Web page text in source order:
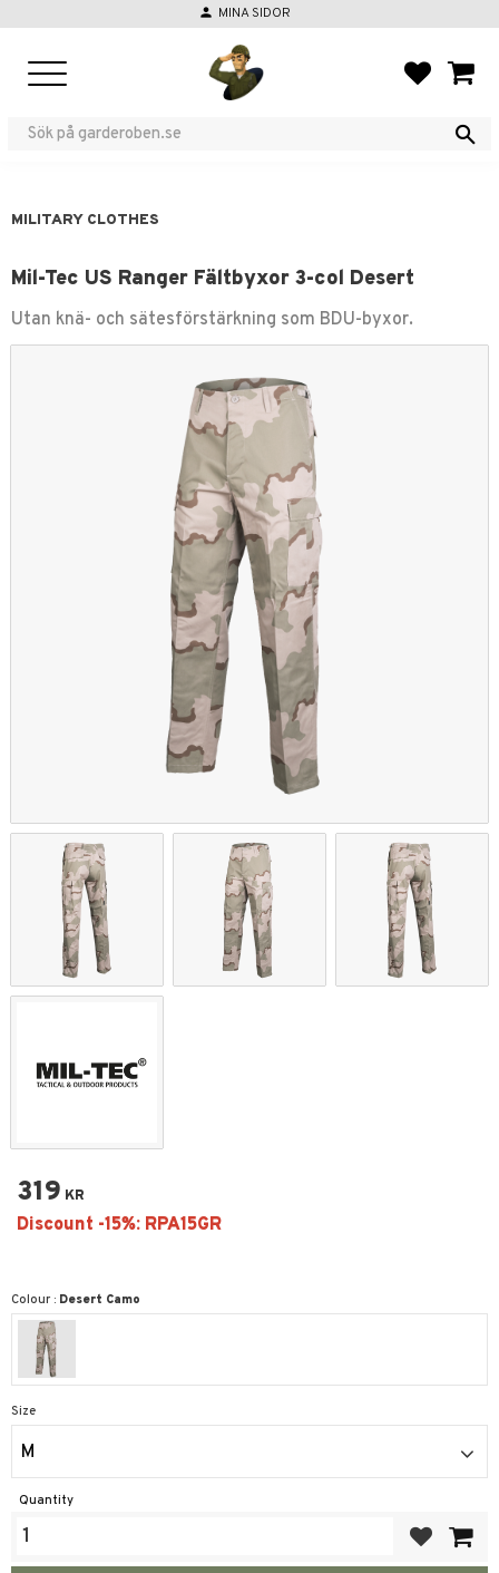
person MINA SIDOR
MILITARY CLOTHES
Mil-Tec US Ranger Fältbyxor 3-col Desert
Utan knä- och sätesförstärkning som BDU-byxor.
319 KR
Colour : Desert Camo
Size
M
Quantity